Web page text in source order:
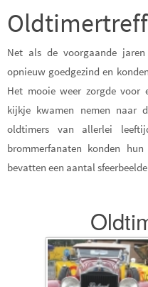
Net als de voorgaande
opnieuw goedgezind en
Het mooie weer zorgde voor
kijkje kwamen nemen naar
oldtimers van allerlei
brommerfanaten konden
bevatten een aantal